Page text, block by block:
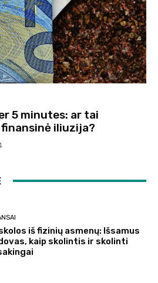
5 minutes: ar tai
iliuzija?
iš fizinių asmenų: Išsamus
kaip skolintis ir skolinti